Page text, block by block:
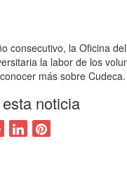
consecutivo, la Oficina
la labor de los
más sobre Cudeca.
noticia